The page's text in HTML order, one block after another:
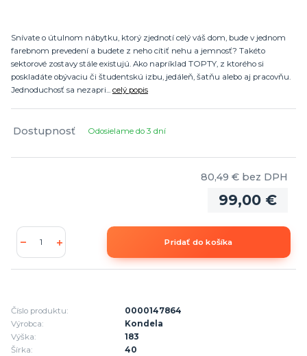
Snívate o útulnom nábytku, ktorý zjednotí celý váš dom, bude v jednom
farebnom prevedení a budete z neho cítiť nehu a jemnosť? Takéto
sektorové zostavy stále existujú. Ako napríklad TOPTY, z ktorého si
poskladáte obývaciu či študentskú izbu, jedáleň, šatňu alebo aj pracovňu.
Jednoduchosť sa nezapri... celý popis
Dostupnosť Odosielame do 3 dní
99,00 €
80,49 € bez DPH
Pridať do košíka
Číslo produktu:
0000147864
Výrobca:
Kondela
Výška:
183
Šírka:
40